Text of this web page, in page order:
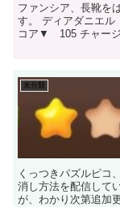
ファンシア、長靴を
す。 ディアダニエ
コア▼ 105 チャー
未分類
くっつきパズルピコ
消し方法を配信して
が、わかり次第追加